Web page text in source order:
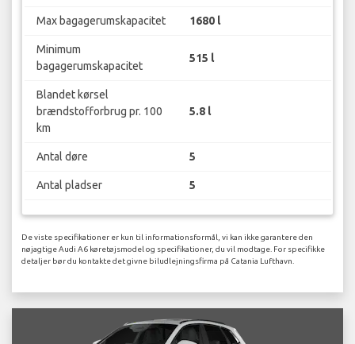
Max bagagerumskapacitet 1680 l
Minimum
bagagerumskapacitet
515 l
Blandet kørsel
brændstofforbrug pr. 100
km
5.8 l
Antal døre 5
Antal pladser 5
De viste specifikationer er kun til informationsformål, vi kan ikke garantere den
nøjagtige Audi A6 køretøjsmodel og specifikationer, du vil modtage. For specifikke
detaljer bør du kontakte det givne biludlejningsfirma på Catania Lufthavn.